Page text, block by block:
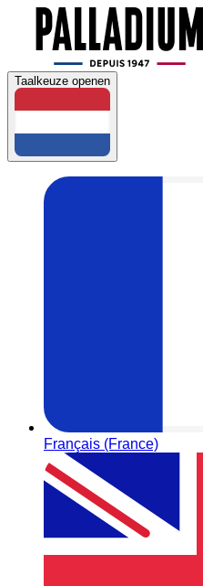
Taalkeuze openen
Français (France)